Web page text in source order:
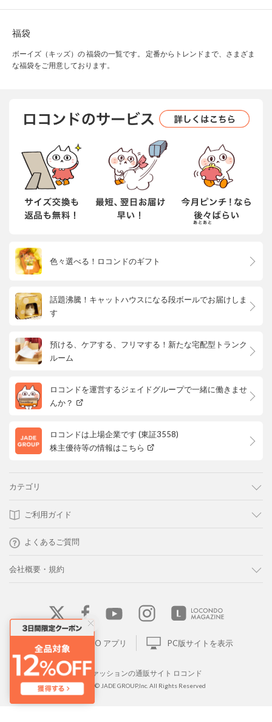
福袋
ボーイズ（キッズ）の 福袋の一覧です。 定番からトレンドまで、さまざま
な福袋をご用意しております。
色々選べる！ロコンドのギフト
話題沸騰！キャットハウスになる段ボールでお届けしま
す
預ける、ケアする、フリマする！新たな宅配型トランク
ルーム
ロコンドを運営するジェイドグループで一緒に働きませ
んか？
ロコンドは上場企業です (東証3558)
株主優待等の情報はこちら
カテゴリ
ご利用ガイド
よくあるご質問
会社概要・規約
LOCONDO アプリ PC版サイトを表示
靴とファッションの通販サイト ロコンド
Copyright © JADE GROUP,Inc. All Rights Reserved